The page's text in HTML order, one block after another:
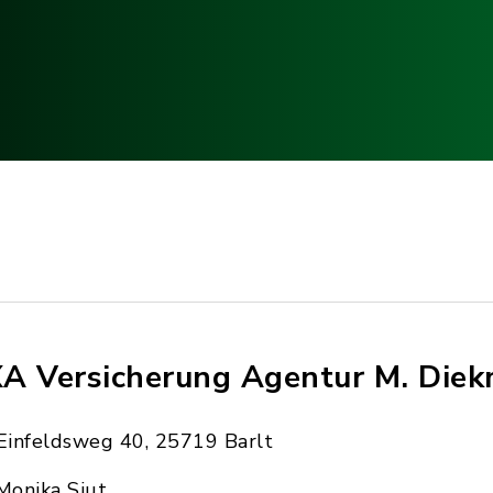
Versicherung Agentur M.
40, 25719 Barlt